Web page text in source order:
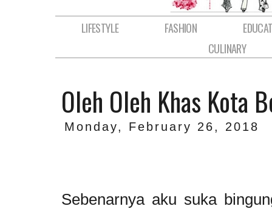
LIFESTYLE FASHION
CULINARY
Oleh Oleh Khas Kota
Monday, February 26, 2018
Sebenarnya aku suka